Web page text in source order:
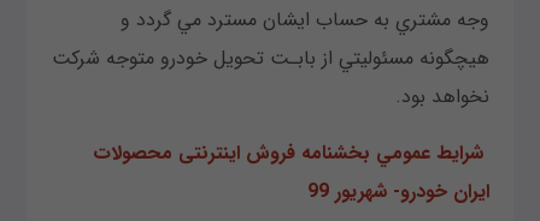
وجه مشتري به حساب ايشان مسترد مي گردد و
هيچگونه مسئوليتي از بابـت تحويل خودرو متوجه شركت
نخواهد بود.
شرايط عمومي بخشنامه فروش اینترنتی محصولات
ایران خودرو- شهریور 99